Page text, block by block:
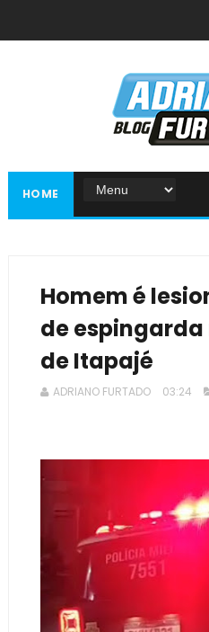
HOME
Homem é
de
de Itapajé
ADRIANO FURTADO 03:24